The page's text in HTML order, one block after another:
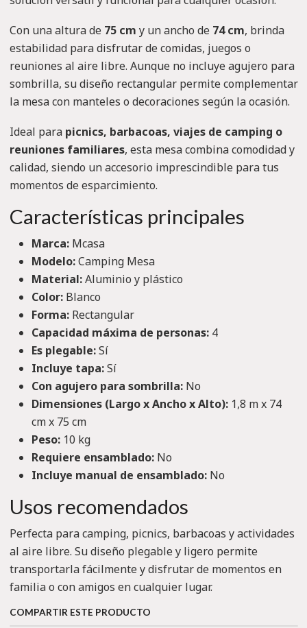
Con una altura de 75 cm y un ancho de 74 cm, brinda
estabilidad para disfrutar de comidas, juegos o
reuniones al aire libre. Aunque no incluye agujero para
sombrilla, su diseño rectangular permite complementar
la mesa con manteles o decoraciones según la ocasión.
Ideal para picnics, barbacoas, viajes de camping o
reuniones familiares, esta mesa combina comodidad y
calidad, siendo un accesorio imprescindible para tus
momentos de esparcimiento.
Características principales
Marca:Mcasa
Modelo:Camping Mesa
Material:Aluminio y plástico
Color:Blanco
Forma:Rectangular
Capacidad máxima de personas:4
Es plegable:Sí
Incluye tapa:Sí
Con agujero para sombrilla:No
Dimensiones (Largo x Ancho x Alto):1,8 m x 74
cm x 75 cm
Peso:10 kg
Requiere ensamblado:No
Incluye manual de ensamblado:No
Usos recomendados
Perfecta para camping, picnics, barbacoas y actividades
al aire libre. Su diseño plegable y ligero permite
transportarla fácilmente y disfrutar de momentos en
familia o con amigos en cualquier lugar.
COMPARTIR ESTE PRODUCTO